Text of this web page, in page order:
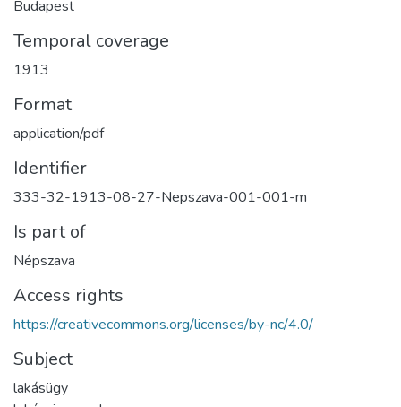
Budapest
Temporal coverage
1913
Format
application/pdf
Identifier
333-32-1913-08-27-Nepszava-001-001-m
Is part of
Népszava
Access rights
https://creativecommons.org/licenses/by-nc/4.0/
Subject
lakásügy